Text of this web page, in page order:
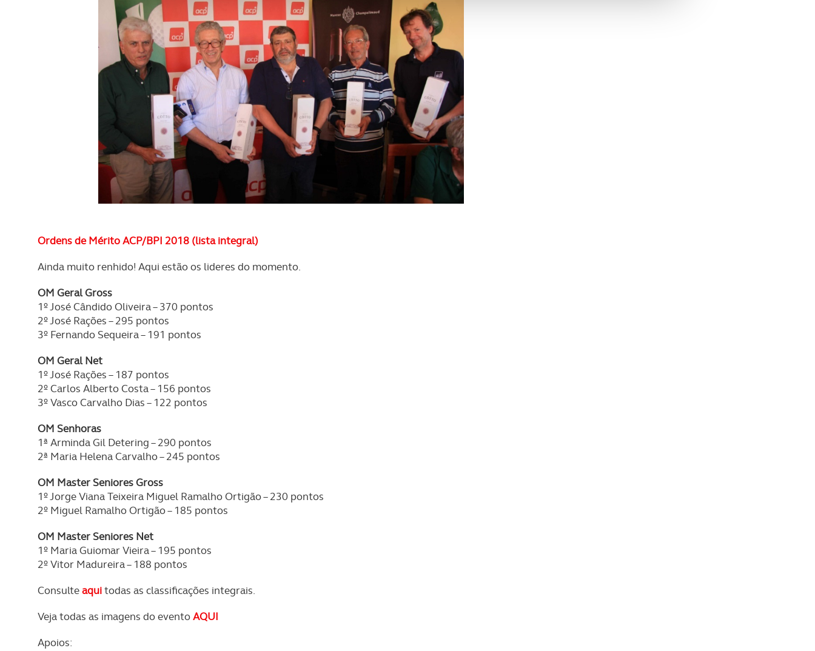
Adicionalmente partilhamos informação, relativa à sua utilização do nosso site de publicidade e de análise, com parceiros
e organizações na UE e em países terceiros.
O ACP garantirá que as transferências internacionais de dados pessoais serão realizadas apenas com o seu
consentimento e quando tal se afigure estritamente necessário no contexto dos serviços a prestar.
Realçamos que o bloqueio de certo tipo de Cookies e tecnologias similares pode ter impacto na sua experiência de
navegação no Website e nos serviços disponibilizados.
Consulte a política de cookies do site.
Ordens de Mérito ACP/BPI 2018 (lista integral)
Ainda muito renhido! Aqui estão os lideres do momento.
OM Geral Gross
1º José Cândido Oliveira – 370 pontos
2º José Rações – 295 pontos
3º Fernando Sequeira – 191 pontos
OM Geral Net
1º José Rações – 187 pontos
2º Carlos Alberto Costa – 156 pontos
3º Vasco Carvalho Dias – 122 pontos
OM Senhoras
1ª Arminda Gil Detering – 290 pontos
2ª Maria Helena Carvalho – 245 pontos
OM Master Seniores Gross
1º Jorge Viana Teixeira Miguel Ramalho Ortigão – 230 pontos
2º Miguel Ramalho Ortigão – 185 pontos
OM Master Seniores Net
1º Maria Guiomar Vieira – 195 pontos
2º Vitor Madureira – 188 pontos
Consulteaquitodas as classificações integrais.
Veja todas as imagens do eventoAQUI
Apoios: